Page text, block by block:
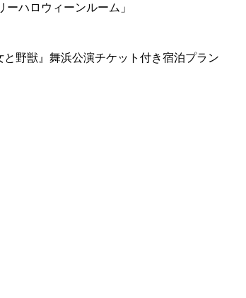
ハロウィーンルーム」
野獣』舞浜公演チケット付き宿泊プラン